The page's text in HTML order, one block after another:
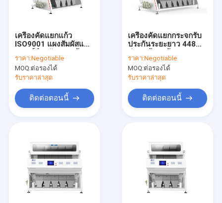
เครื่องคัดแยกแก้ว
ISO9001 แผงสัมผัสแบบ
ราคา:Negotiable
MOQ:ต่อรองได้
รับราคาล่าสุด
ติดต่อตอนนี้
เครื่องคัดแยกกระจกรับ
ประกันระยะยาว 448
ราคา:Negotiable
MOQ:ต่อรองได้
รับราคาล่าสุด
ติดต่อตอนนี้